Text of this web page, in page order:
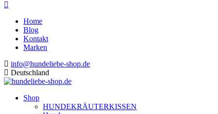
Home
Blog
Kontakt
Marken
info@hundeliebe-shop.de
Deutschland
Shop
HUNDEKRÄUTERKISSEN